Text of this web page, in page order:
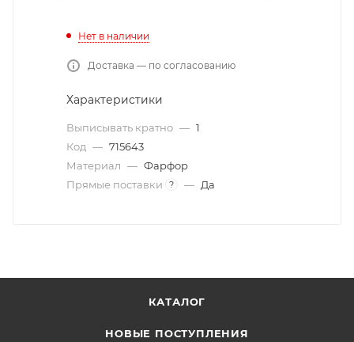
Нет в наличии
Доставка — по согласованию
Характеристики
Выписывать кратно — 1
Код — 715643
Материал — Фарфор
Прямые поставки
? — Да
КАТАЛОГ
НОВЫЕ ПОСТУПЛЕНИЯ